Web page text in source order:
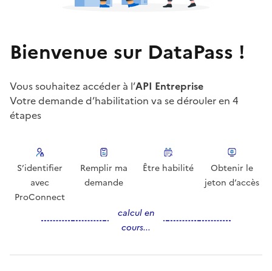
Bienvenue sur DataPass !
Vous souhaitez accéder à l’API Entreprise
Votre demande d’habilitation va se dérouler en 4
étapes
S’identifier
avec
ProConnect
Remplir ma
demande
Être habilité
Obtenir le
jeton d’accès
calcul en
cours...